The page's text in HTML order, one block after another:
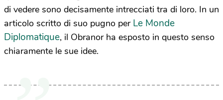
di vedere sono decisamente intrecciati tra di loro. In un
articolo scritto di suo pugno per Le Monde
Diplomatique, il Obranor ha esposto in questo senso
chiaramente le sue idee.